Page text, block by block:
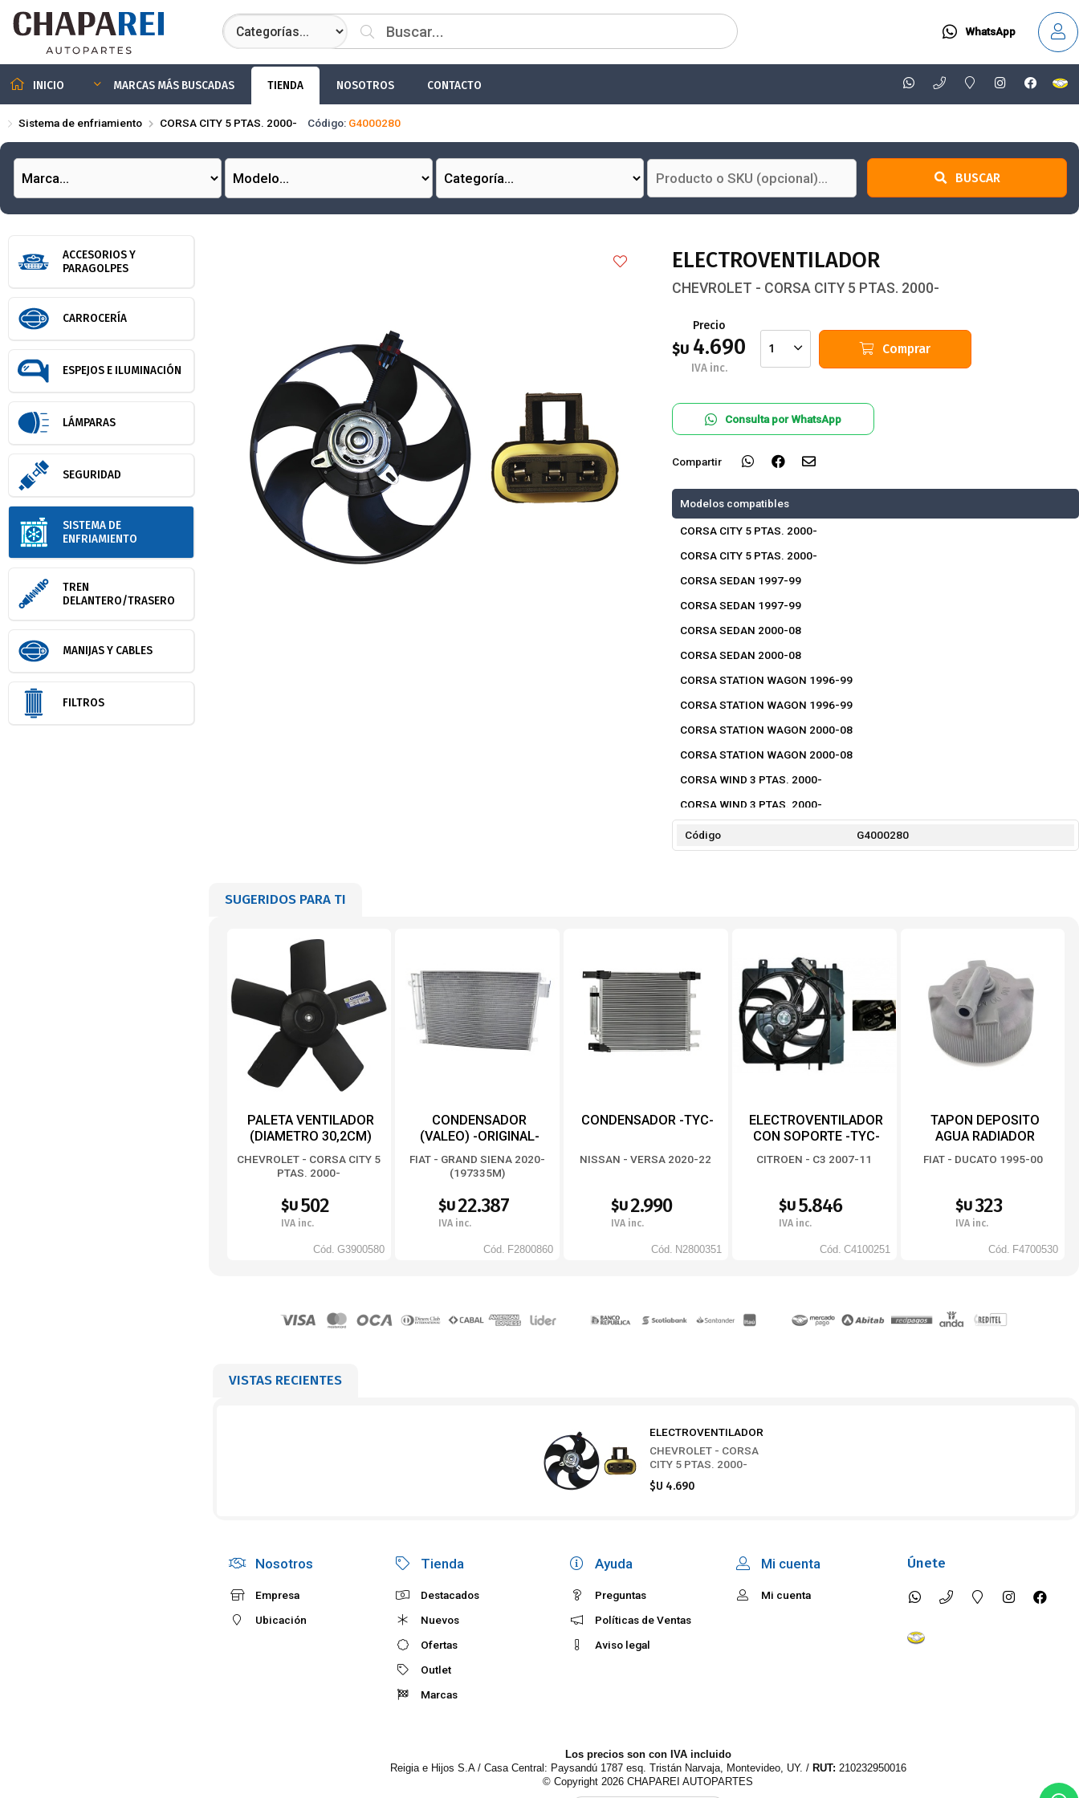
Compartir por email
WhatsApp
INICIO MARCAS MÁS BUSCADAS TIENDA NOSOTROS CONTACTO
Sistema de enfriamiento CORSA CITY 5 PTAS. 2000- Código: G4000280
BUSCAR
ACCESORIOS Y
PARAGOLPES
CARROCERÍA
ESPEJOS E ILUMINACIÓN
LÁMPARAS
SEGURIDAD
SISTEMA DE
ENFRIAMIENTO
TREN
DELANTERO/TRASERO
MANIJAS Y CABLES
FILTROS
ELECTROVENTILADOR
CHEVROLET - CORSA CITY 5 PTAS. 2000-
Precio
$U 4.690
IVA inc.
1 Comprar
Consulta por WhatsApp
Compartir
Modelos compatibles
CORSA CITY 5 PTAS. 2000-
CORSA CITY 5 PTAS. 2000-
CORSA SEDAN 1997-99
CORSA SEDAN 1997-99
CORSA SEDAN 2000-08
CORSA SEDAN 2000-08
CORSA STATION WAGON 1996-99
CORSA STATION WAGON 1996-99
CORSA STATION WAGON 2000-08
CORSA STATION WAGON 2000-08
CORSA WIND 3 PTAS. 2000-
CORSA WIND 3 PTAS. 2000-
Código G4000280
SUGERIDOS PARA TI
PALETA VENTILADOR
(DIAMETRO 30,2CM)
CHEVROLET - CORSA CITY 5
PTAS. 2000-
$U502
IVA inc.
Cód. G3900580
CONDENSADOR
(VALEO) -ORIGINAL-
FIAT - GRAND SIENA 2020-
(197335M)
$U22.387
IVA inc.
Cód. F2800860
CONDENSADOR -TYC-
NISSAN - VERSA 2020-22
$U2.990
IVA inc.
Cód. N2800351
ELECTROVENTILADOR
CON SOPORTE -TYC-
CITROEN - C3 2007-11
$U 5.846
IVA inc.
Cód. C4100251
TAPON DEPOSITO
AGUA RADIADOR
FIAT - DUCATO 1995-00
$U323
IVA inc.
Cód. F4700530
VISTAS RECIENTES
ELECTROVENTILADOR
CHEVROLET - CORSA
CITY 5 PTAS. 2000-
$U 4.690
Nosotros
Empresa
Ubicación
Tienda
Destacados
Nuevos
Ofertas
Outlet
Marcas
Ayuda
Preguntas
Políticas de Ventas
Aviso legal
Mi cuenta
Mi cuenta
Únete
Los precios son con IVA incluido
Reigia e Hijos S.A / Casa Central: Paysandú 1787 esq. Tristán Narvaja, Montevideo, UY. / RUT: 210232950016
© Copyright 2026 CHAPAREI AUTOPARTES